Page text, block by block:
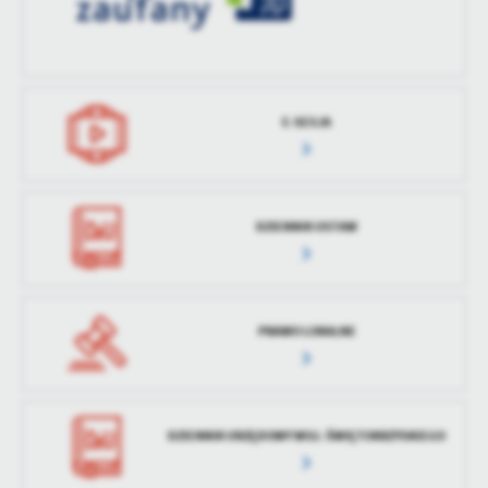
treści w postaci wiadomości, ofert, komunikatów mediów
E-SESJA
DZIENNIK USTAW
PRAWO LOKALNE
DZIENNIK URZĘDOWY WOJ. ŚWIĘTOKRZYSKIEGO